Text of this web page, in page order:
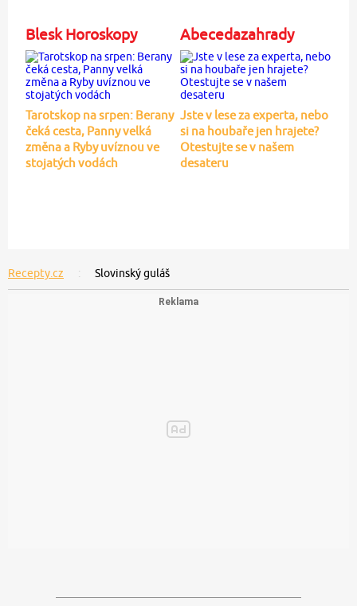
Blesk Horoskopy
Tarotskop na srpen: Berany
čeká cesta, Panny velká
změna a Ryby uvíznou ve
stojatých vodách
Abecedazahrady
Jste v lese za experta, nebo
si na houbaře jen hrajete?
Otestujte se v našem
desateru
Recepty.cz Slovinský guláš